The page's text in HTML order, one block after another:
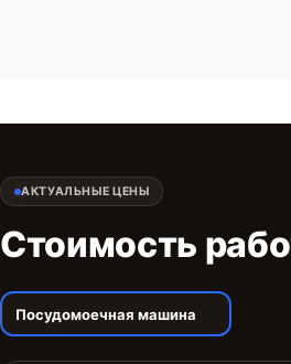
АКТУАЛЬНЫЕ ЦЕНЫ
Стоимость
Посудомоечная машина